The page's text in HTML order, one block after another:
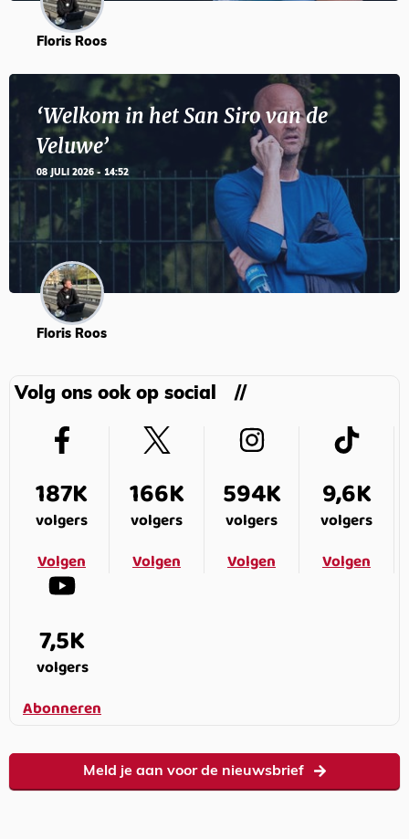
Floris Roos
‘Welkom in het San Siro van de
Veluwe’
08 JULI 2026 - 14:52
Floris Roos
Volg ons ook op social
187K
volgers
Volgen
166K
volgers
Volgen
594K
volgers
Volgen
9,6K
volgers
Volgen
7,5K
volgers
Abonneren
Meld je aan voor de nieuwsbrief